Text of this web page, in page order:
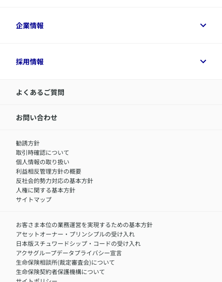
変額保険各種情報
デジタル約款
令和8年（2026年）分の生命保険料控除証明書について
アクサのネット完結保険（旧アクサダイレクト生命）
法人のお客さまトップ
経営者サポートサービス
企業情報
企業情報トップ
アクサ生命が選ばれる理由
IR情報
サステナビリティの取り組み
​お客さまを金融犯罪からお守りするために
アクサグループについて
採用情報
採用情報トップ
中途採用：内勤正社員
職）
中途採用：フィナンシャルプラン・アドバイザー（営業職）
障害者採用
よくあるご質問
お問い合わせ
勧誘方針
取引時確認について
個人情報の取り扱い
利益相反管理方針の概要
反社会的勢力対応の基本方針
人権に関する基本方針
サイトマップ
お客さま本位の業務運営を実現するための基本方針
アセットオーナー・プリンシプルの受け入れ
日本版スチュワードシップ・コードの受け入れ
アクサグループデータプライバシー宣言
生命保険相談所(裁定審査会)について
生命保険契約者保護機構について